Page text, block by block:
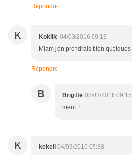
Répondre
K Kokille 04/03/2016 09:13
Miam j'en prendrais bien quelques
Répondre
B Brigitte 08/03/2016 09:15
merci !
K kekeli 04/03/2016 05:38